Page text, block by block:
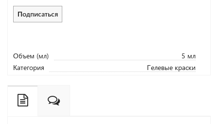
Подписаться
Объем (мл)
5 мл
Категория
Гелевые краски